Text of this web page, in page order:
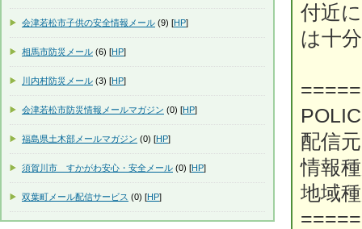
付近
は十
配信
情報
地域
会津若松市子供の安全情報メール (9) [HP]
相馬市防災メール (6) [HP]
川内村防災メール (3) [HP]
会津若松市防災情報メールマガジン (0) [HP]
福島県土木部メールマガジン (0) [HP]
須賀川市 すかがわ安心・安全メール (0) [HP]
双葉町メール配信サービス (0) [HP]